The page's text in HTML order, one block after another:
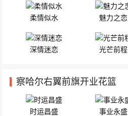
柔情似水 魅力之恋
深情迷恋 光芒前程
察哈尔右翼前旗开业花篮
时运昌盛 事业永盛